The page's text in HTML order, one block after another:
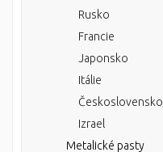
Rusko
Francie
Japonsko
Itálie
Československo
Izrael
Metalické pasty